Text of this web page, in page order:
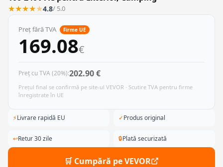
★★★★★4.8/ 5.0
Preț fără TVA Firme UE
169.08€
Preț cu TVA (20%):202.90 €
Prețul final se confirmă pe site-ul VEVOR · Scutire TVA pentru firme
înregistrate în UE
⚡Livrare rapidă EU ✓Produs original
↩Retur 30 zile 🔒Plată securizată
🛒 Cumpără pe VEVOR